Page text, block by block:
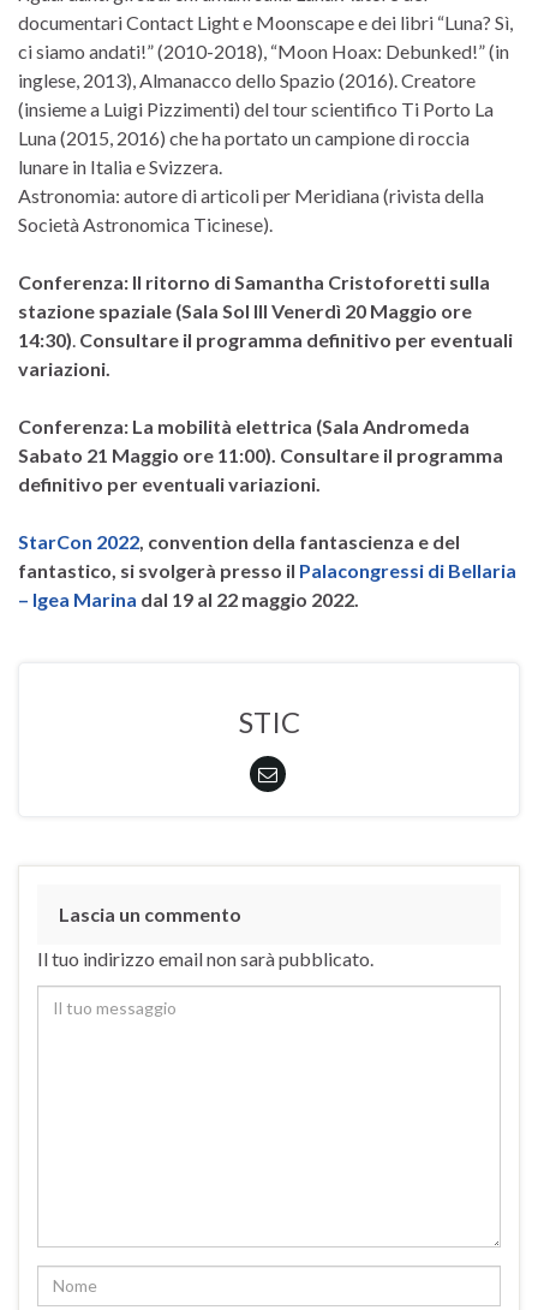
documentari Contact Light e Moonscape e dei libri “Luna? Sì,
ci siamo andati!” (2010-2018), “Moon Hoax: Debunked!” (in
inglese, 2013), Almanacco dello Spazio (2016). Creatore
(insieme a Luigi Pizzimenti) del tour scientifico Ti Porto La
Luna (2015, 2016) che ha portato un campione di roccia
lunare in Italia e Svizzera.
Astronomia: autore di articoli per Meridiana (rivista della
Società Astronomica Ticinese).
Conferenza: Il ritorno di Samantha Cristoforetti sulla
stazione spaziale (Sala Sol III Venerdì 20 Maggio ore
14:30) Consultare il programma definitivo per eventuali
variazioni.
Conferenza: La mobilità elettrica (Sala Andromeda
Sabato 21 Maggio ore 11:00). Consultare il programma
definitivo per eventuali variazioni.
StarCon 2022 , convention della fantascienza e del
fantastico, si svolgerà presso il Palacongressi di Bellaria
– Igea Marina dal 19 al 22 maggio 2022.
STIC
Lascia un commento
Il tuo indirizzo email non sarà pubblicato.